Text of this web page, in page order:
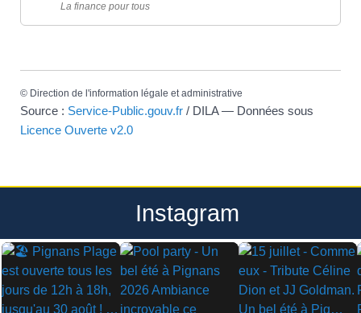
La finance pour tous
© Direction de l'information légale et administrative
Source : Service-Public.gouv.fr / DILA — Données sous
Licence Ouverte v2.0
Instagram